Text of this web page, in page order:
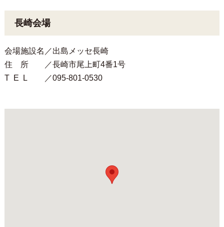
長崎会場
会場施設名
出島メッセ長崎
住所
長崎市尾上町4番1号
TEL
095-801-0530